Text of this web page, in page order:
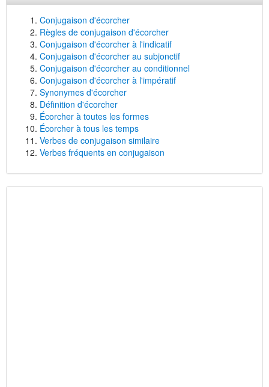
Conjugaison d'écorcher
Règles de conjugaison d'écorcher
Conjugaison d'écorcher à l'indicatif
Conjugaison d'écorcher au subjonctif
Conjugaison d'écorcher au conditionnel
Conjugaison d'écorcher à l'impératif
Synonymes d'écorcher
Définition d'écorcher
Écorcher à toutes les formes
Écorcher à tous les temps
Verbes de conjugaison similaire
Verbes fréquents en conjugaison